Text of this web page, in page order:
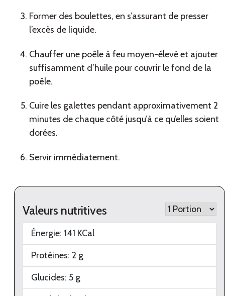
Former des boulettes, en s’assurant de presser
l’excès de liquide.
Chauffer une poêle à feu moyen-élevé et ajouter
suffisamment d’huile pour couvrir le fond de la
poêle.
Cuire les galettes pendant approximativement 2
minutes de chaque côté jusqu’à ce qu’elles soient
dorées.
Servir immédiatement.
Valeurs nutritives
Énergie: 141 KCal
Protéines: 2 g
Glucides: 5 g